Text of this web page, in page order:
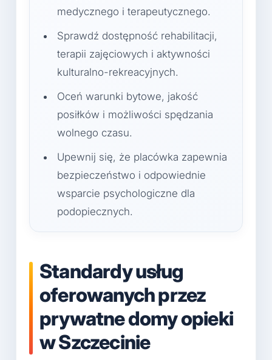
medycznego i terapeutycznego.
Sprawdź dostępność rehabilitacji,
terapii zajęciowych i aktywności
kulturalno-rekreacyjnych.
Oceń warunki bytowe, jakość
posiłków i możliwości spędzania
wolnego czasu.
Upewnij się, że placówka zapewnia
bezpieczeństwo i odpowiednie
wsparcie psychologiczne dla
podopiecznych.
Standardy usług
oferowanych przez
prywatne domy opieki
w Szczecinie